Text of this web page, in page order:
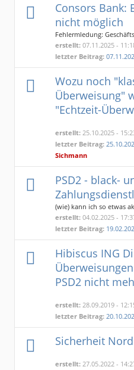
Consors Bank:
nicht möglich
Fehlermledung:
unterstützt
erstellt: 07.11.2025 -
letzter Beitrag:
Wozu noch
Überweisung"
"Echtzeit-
erstellt: 25.10.2025 -
letzter Beitrag:
Sichmann
PSD2 - black-
(wie) kann ich so etwas
erstellt: 04.02.2025 -
letzter Beitrag:
Hibiscus ING
PSD2 nicht
erstellt: 28.09.2019 -
letzter Beitrag:
Sicherheit
erstellt: 27.05.2022 -